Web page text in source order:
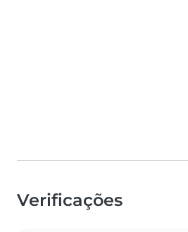
Verificações